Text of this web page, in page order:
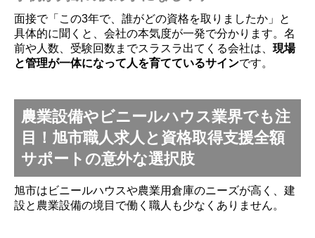
面接で「この3年で、誰がどの資格を取りましたか」と
具体的に聞くと、会社の本気度が一発で分かります。名
前や人数、受験回数までスラスラ出てくる会社は、 現場
と管理が一体になって人を育てているサインです。
農業設備やビニールハウス業界でも注
目！旭市職人求人と資格取得支援全額
サポートの意外な選択肢
旭市はビニールハウスや農業用倉庫のニーズが高く、建
設と農業設備の境目で働く職人も少なくありません。